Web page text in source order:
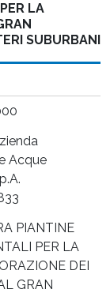
LA
SUBURBANI
Acque
PIANTINE
PER LA
DEI
GRAN